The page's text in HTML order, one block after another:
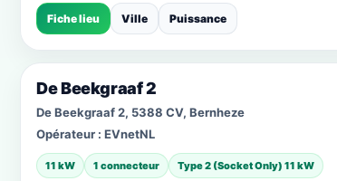
Fiche lieu Ville Puissance
De Beekgraaf 2
De Beekgraaf 2, 5388 CV, Bernheze
Opérateur : EVnetNL
11 kW 1 connecteur Type 2 (Socket Only) 11 kW